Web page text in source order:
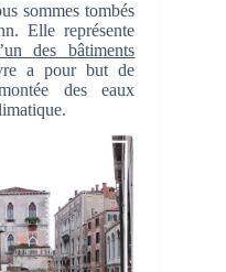
sommes tombés
Elle représente
des bâtiments
a pour but de
des eaux